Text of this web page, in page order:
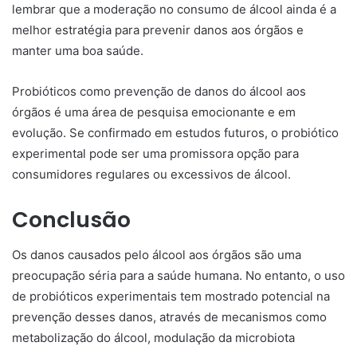
lembrar que a moderação no consumo de álcool ainda é a
melhor estratégia para prevenir danos aos órgãos e
manter uma boa saúde.
Probióticos como prevenção de danos do álcool aos
órgãos é uma área de pesquisa emocionante e em
evolução. Se confirmado em estudos futuros, o probiótico
experimental pode ser uma promissora opção para
consumidores regulares ou excessivos de álcool.
Conclusão
Os danos causados pelo álcool aos órgãos são uma
preocupação séria para a saúde humana. No entanto, o uso
de probióticos experimentais tem mostrado potencial na
prevenção desses danos, através de mecanismos como
metabolização do álcool, modulação da microbiota